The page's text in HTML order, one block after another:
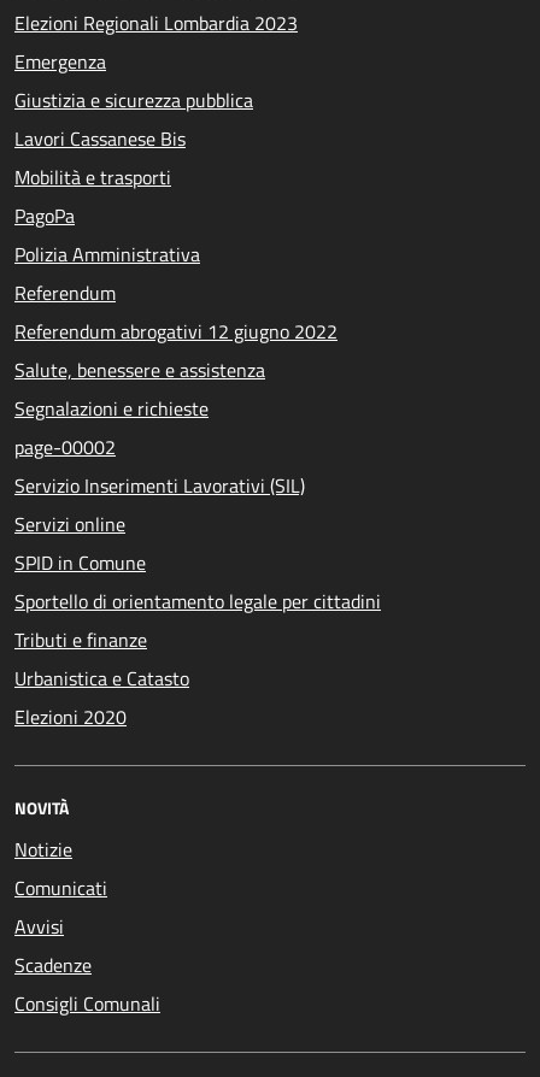
Elezioni Regionali Lombardia 2023
Emergenza
Giustizia e sicurezza pubblica
Lavori Cassanese Bis
Mobilità e trasporti
PagoPa
Polizia Amministrativa
Referendum
Referendum abrogativi 12 giugno 2022
Salute, benessere e assistenza
Segnalazioni e richieste
page-00002
Servizio Inserimenti Lavorativi (SIL)
Servizi online
SPID in Comune
Sportello di orientamento legale per cittadini
Tributi e finanze
Urbanistica e Catasto
Elezioni 2020
NOVITÀ
Notizie
Comunicati
Avvisi
Scadenze
Consigli Comunali